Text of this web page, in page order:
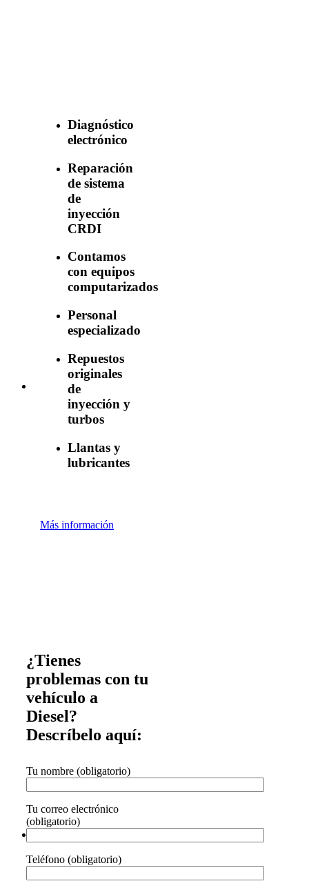
Diagnóstico
electrónico
Reparación
de sistema
de
inyección
CRDI
Contamos
con equipos
computarizados
Personal
especializado
Repuestos
originales
de
inyección y
turbos
Llantas y
lubricantes
Más información
¿Tienes
problemas con tu
vehículo a
Diesel?
Descríbelo aquí:
Tu nombre (obligatorio)
Tu correo electrónico
(obligatorio)
Teléfono (obligatorio)